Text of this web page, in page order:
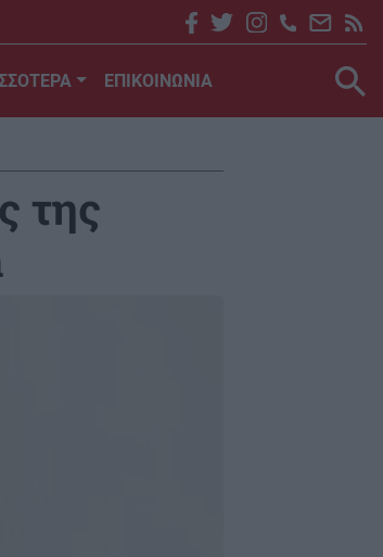
ΕΠΙΚΟΙΝΩΝΙΑ
της